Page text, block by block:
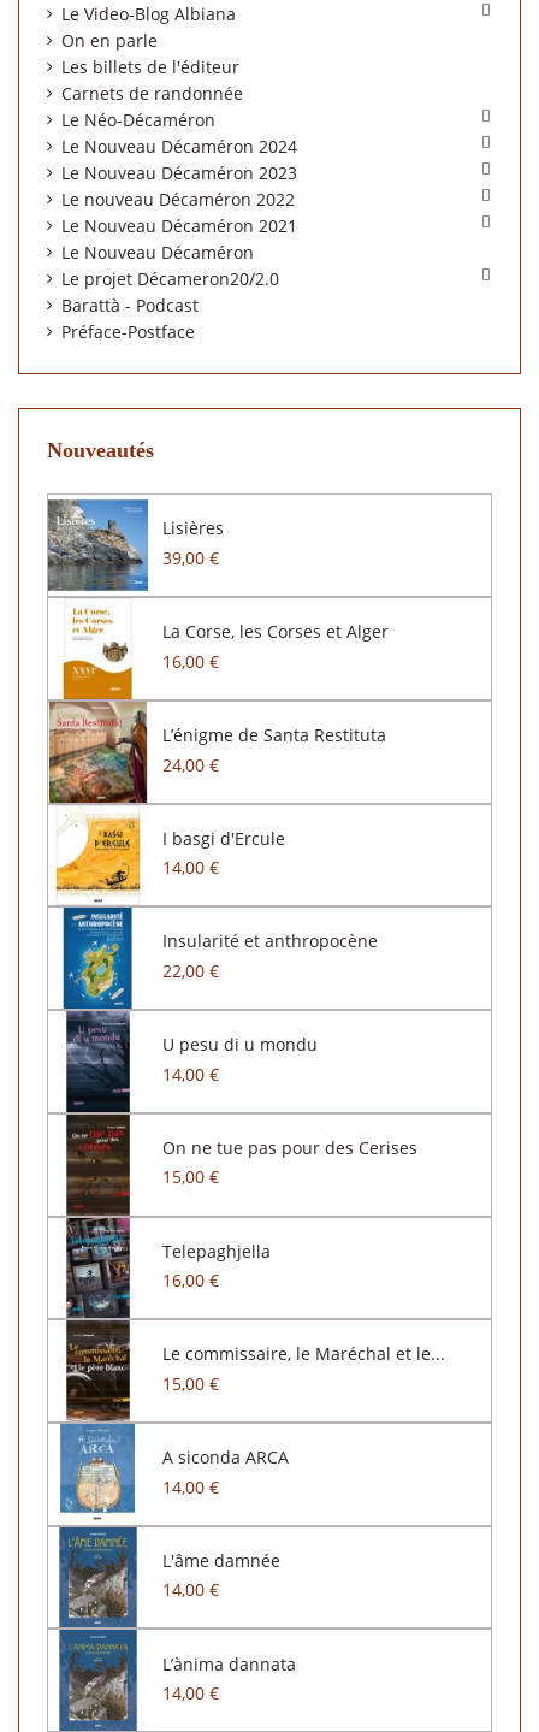
Le Video-Blog Albiana

On en parle
Les billets de l'éditeur
Carnets de randonnée
Le Néo-Décaméron

Le Nouveau Décaméron 2024 
Le Nouveau Décaméron 2023 
Le nouveau Décaméron 2022 
Le Nouveau Décaméron 2021 
Le Nouveau Décaméron
Le projet Décameron20/2.0

Barattà - Podcast
Préface-Postface
Nouveautés
Lisières
39,00 €
La Corse, les Corses et Alger
16,00 €
L’énigme de Santa Restituta
24,00 €
I basgi d'Ercule
14,00 €
Insularité et anthropocène
22,00 €
U pesu di u mondu
14,00 €
On ne tue pas pour des Cerises
15,00 €
Telepaghjella
16,00 €
Le commissaire, le Maréchal et le...
15,00 €
A siconda ARCA
14,00 €
L'âme damnée
14,00 €
L’ànima dannata
14,00 €